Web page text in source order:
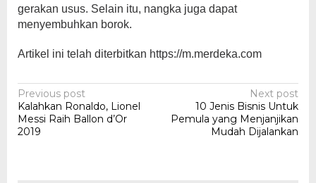
gerakan usus. Selain itu, nangka juga dapat
menyembuhkan borok.
Artikel ini telah diterbitkan https://m.merdeka.com
Post
navigation
Previous post
Kalahkan Ronaldo, Lionel
Messi Raih Ballon d’Or
2019
Next post
10 Jenis Bisnis Untuk
Pemula yang Menjanjikan
Mudah Dijalankan